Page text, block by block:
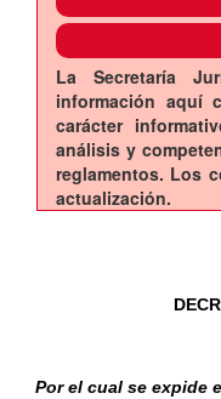
La Secretaría
información aquí
carácter
análisis y
reglamentos. Los
actualización.
Por el cual se expide